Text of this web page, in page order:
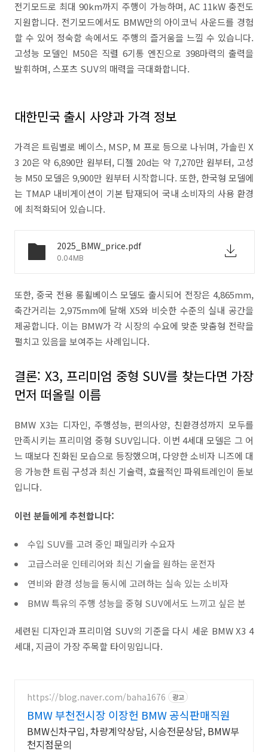
전기모드로 최대 90km까지 주행이 가능하며, AC 11kW 충전도
지원합니다. 전기모드에서도 BMW만의 아이코닉 사운드를 경험
할 수 있어 정숙함 속에서도 주행의 즐거움을 느낄 수 있습니다.
고성능 모델인 M50은 직렬 6기통 엔진으로 398마력의 출력을
발휘하며, 스포츠 SUV의 매력을 극대화합니다.
대한민국 출시 사양과 가격 정보
가격은 트림별로 베이스, MSP, M 프로 등으로 나뉘며, 가솔린 X
3 20은 약 6,890만 원부터, 디젤 20d는 약 7,270만 원부터, 고성
능 M50 모델은 9,900만 원부터 시작합니다. 또한, 한국형 모델에
는 TMAP 내비게이션이 기본 탑재되어 국내 소비자의 사용 환경
에 최적화되어 있습니다.
2025_BMW_price.pdf
0.04MB
또한, 중국 전용 롱휠베이스 모델도 출시되어 전장은 4,865mm,
축간거리는 2,975mm에 달해 X5와 비슷한 수준의 실내 공간을
제공합니다. 이는 BMW가 각 시장의 수요에 맞춘 맞춤형 전략을
펼치고 있음을 보여주는 사례입니다.
결론: X3, 프리미엄 중형 SUV를 찾는다면 가장
먼저 떠올릴 이름
BMW X3는 디자인, 주행성능, 편의사양, 친환경성까지 모두를
만족시키는 프리미엄 중형 SUV입니다. 이번 4세대 모델은 그 어
느 때보다 진화된 모습으로 등장했으며, 다양한 소비자 니즈에 대
응 가능한 트림 구성과 최신 기술력, 효율적인 파워트레인이 돋보
입니다.
이런 분들에게 추천합니다:
수입 SUV를 고려 중인 패밀리카 수요자
고급스러운 인테리어와 최신 기술을 원하는 운전자
연비와 환경 성능을 동시에 고려하는 실속 있는 소비자
BMW 특유의 주행 성능을 중형 SUV에서도 느끼고 싶은 분
세련된 디자인과 프리미엄 SUV의 기준을 다시 세운 BMW X3 4
세대, 지금이 가장 주목할 타이밍입니다.
https://blog.naver.com/baha1676 광고
BMW 부천전시장 이장헌 BMW 공식판매직원
BMW신차구입, 차량계약상담, 시승전문상담, BMW부
천지점문의